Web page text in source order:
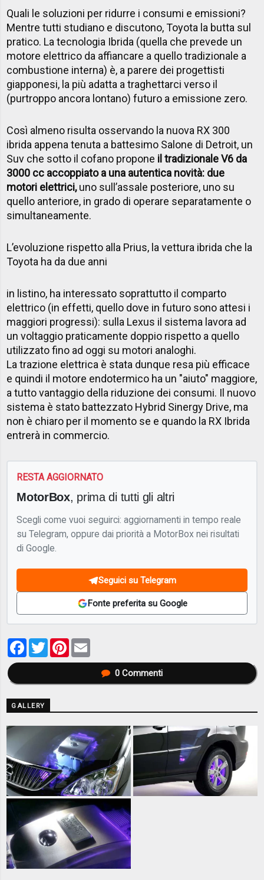
Quali le soluzioni per ridurre i consumi e emissioni?
Mentre tutti studiano e discutono, Toyota la butta sul
pratico. La tecnologia Ibrida (quella che prevede un
motore elettrico da affiancare a quello tradizionale a
combustione interna) è, a parere dei progettisti
giapponesi, la più adatta a traghettarci verso il
(purtroppo ancora lontano) futuro a emissione zero.
Così almeno risulta osservando la nuova RX 300
ibrida appena tenuta a battesimo Salone di Detroit, un
Suv che sotto il cofano propone il tradizionale V6 da
3000 cc accoppiato a una autentica novità: due
motori elettrici,uno sull’assale posteriore, uno su
quello anteriore, in grado di operare separatamente o
simultaneamente.
L’evoluzione rispetto alla Prius, la vettura ibrida che la
Toyota ha da due anni
in listino, ha interessato soprattutto il comparto
elettrico (in effetti, quello dove in futuro sono attesi i
maggiori progressi): sulla Lexus il sistema lavora ad
un voltaggio praticamente doppio rispetto a quello
utilizzato fino ad oggi su motori analoghi.
La trazione elettrica è stata dunque resa più efficace
e quindi il motore endotermico ha un "aiuto" maggiore,
a tutto vantaggio della riduzione dei consumi. Il nuovo
sistema è stato battezzato Hybrid Sinergy Drive, ma
non è chiaro per il momento se e quando la RX Ibrida
entrerà in commercio.
RESTA AGGIORNATO
MotorBox, prima di tutti gli altri
Scegli come vuoi seguirci: aggiornamenti in tempo reale
su Telegram, oppure dai priorità a MotorBox nei risultati
di Google.
Seguici su Telegram
Fonte preferita su Google
Facebook
TwitterPinterest
0Commenti
GALLERY